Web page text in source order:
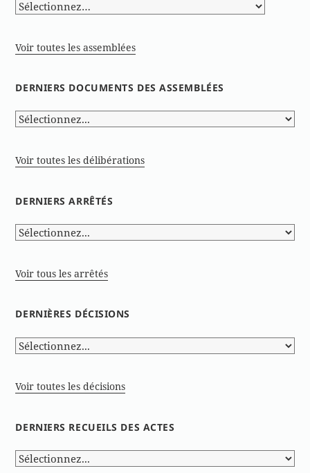
Voir toutes les assemblées
DERNIERS DOCUMENTS DES ASSEMBLÉES
Voir toutes les délibérations
DERNIERS ARRÊTÉS
Voir tous les arrêtés
DERNIÈRES DÉCISIONS
Voir toutes les décisions
DERNIERS RECUEILS DES ACTES